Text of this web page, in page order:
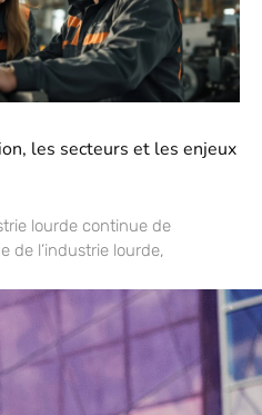
les secteurs et les enjeux
lourde continue de
de l’industrie lourde,